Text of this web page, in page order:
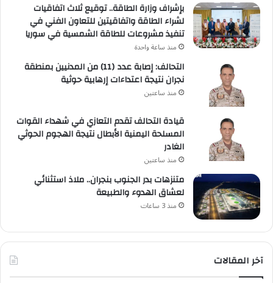
بإشراف وزارة الطاقة.. توقيع ثلاث اتفاقيات
لشراء الطاقة واتفاقيتين للتعاون الفني في
تنفيذ مشروعات للطاقة الشمسية في سوريا
منذ ساعة واحدة
التحالف: إصابة عدد (11) من المدنيين بمنطقة
نجران نتيجة اعتداءات إرهابية حوثية
منذ ساعتين
قيادة التحالف تقدم التعازي في شهداء القوات
المسلحة اليمنية الأبطال نتيجة الهجوم الحوثي
الغادر
منذ ساعتين
متنزهات بدر الجنوب بنجران.. ملاذ استثنائي
لعشاق الهدوء والطبيعة
منذ 3 ساعات
آخر المقالات